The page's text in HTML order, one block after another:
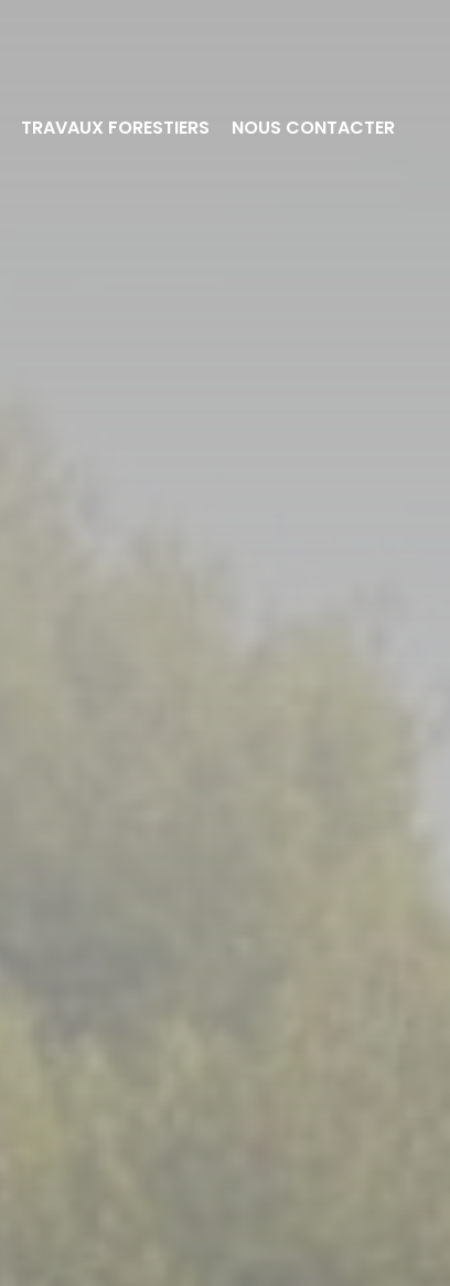
TRAVAUX FORESTIERS NOUS CONTACTER